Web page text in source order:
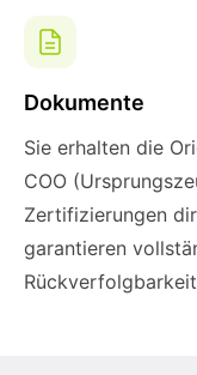
Dokumente
Sie erhalten die
COO
Zertifizierungen
garantieren